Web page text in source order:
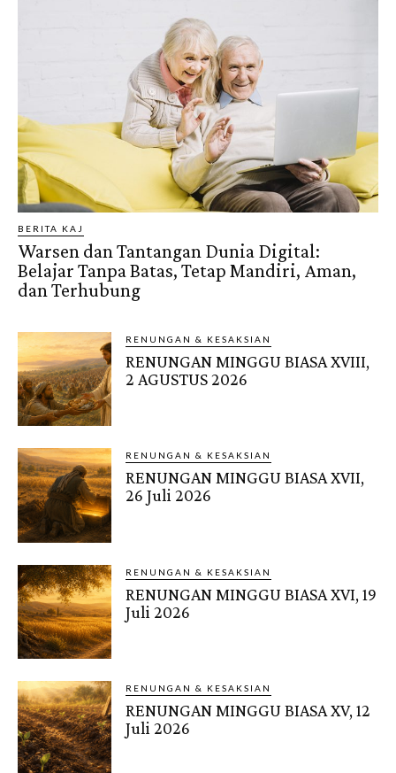
BERITA KAJ
Warsen dan Tantangan Dunia Digital:
Belajar Tanpa Batas, Tetap Mandiri, Aman,
dan Terhubung
RENUNGAN & KESAKSIAN
RENUNGAN MINGGU BIASA XVIII,
2 AGUSTUS 2026
RENUNGAN & KESAKSIAN
RENUNGAN MINGGU BIASA XVII,
26 Juli 2026
RENUNGAN & KESAKSIAN
RENUNGAN MINGGU BIASA XVI, 19
Juli 2026
RENUNGAN & KESAKSIAN
RENUNGAN MINGGU BIASA XV, 12
Juli 2026